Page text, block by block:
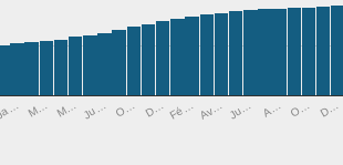
M… M… Ju… O… D… Fé… Av… Ju… A… O… D…